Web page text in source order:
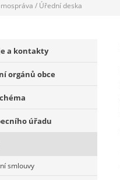
/ Úřední deska
a kontakty
orgánů obce
úřadu
smlouvy